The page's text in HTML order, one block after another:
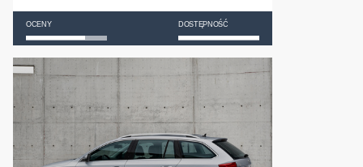
OCENY DOSTĘPNOŚĆ